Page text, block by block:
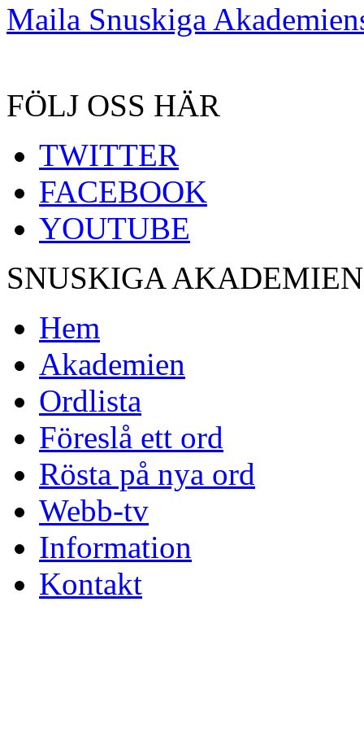
Maila Snuskiga
FÖLJ OSS HÄR
TWITTER
FACEBOOK
YOUTUBE
SNUSKIGA AKADEMIEN
Hem
Akademien
Ordlista
Föreslå ett ord
Rösta på nya ord
Webb-tv
Information
Kontakt